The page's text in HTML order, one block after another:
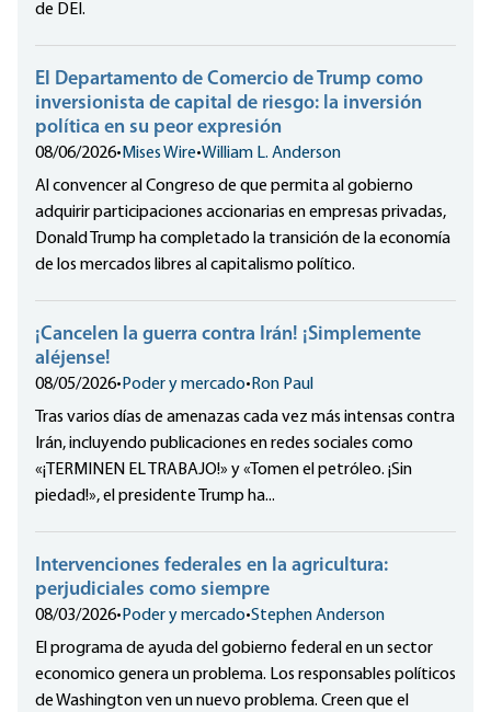
de DEI.
El Departamento de Comercio de Trump como
inversionista de capital de riesgo: la inversión
política en su peor expresión
08/06/2026• Mises Wire•William L. Anderson
Al convencer al Congreso de que permita al gobierno
adquirir participaciones accionarias en empresas privadas,
Donald Trump ha completado la transición de la economía
de los mercados libres al capitalismo político.
¡Cancelen la guerra contra Irán! ¡Simplemente
aléjense!
08/05/2026• Poder y mercado• Ron Paul
Tras varios días de amenazas cada vez más intensas contra
Irán, incluyendo publicaciones en redes sociales como
«¡TERMINEN EL TRABAJO!» y «Tomen el petróleo. ¡Sin
piedad!», el presidente Trump ha...
Intervenciones federales en la agricultura:
perjudiciales como siempre
08/03/2026• Poder y mercado•Stephen Anderson
El programa de ayuda del gobierno federal en un sector
economico genera un problema. Los responsables políticos
de Washington ven un nuevo problema. Creen que el